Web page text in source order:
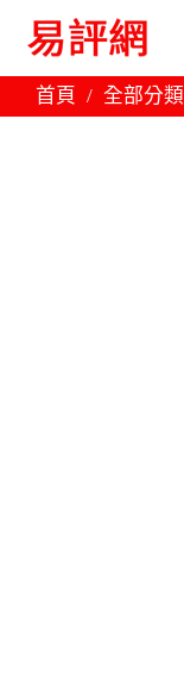
首頁 全部分類